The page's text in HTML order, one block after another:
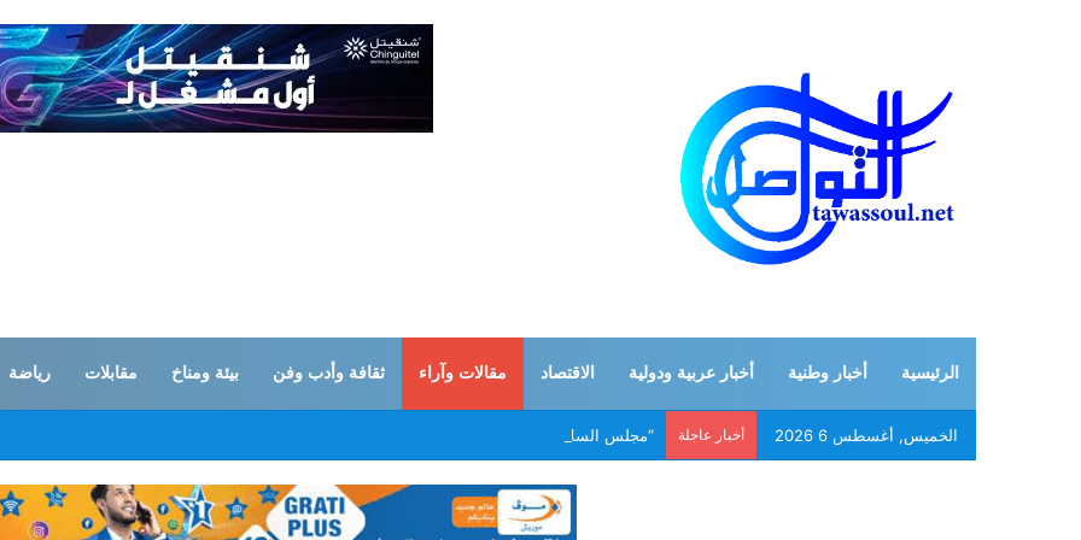
الرئيسية أخبار وطنية أخبار عربية ودولية الاقتصاد مقالات وآراء ثقافة وأدب وفن بيئة ومناخ مقابلات رياضة
الخميس, أغسطس 6 2026 أخبار عاجلة “مجلس السلام” يمنح أول عقد بناء في غزة لقاعدة عسكرية للقوات المغربية